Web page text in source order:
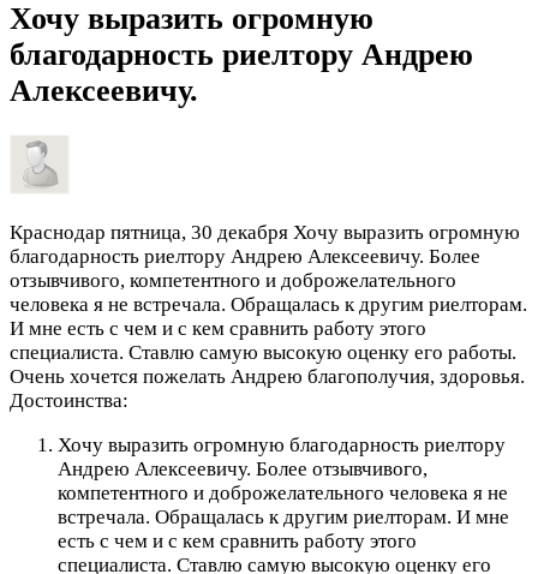
Хочу выразить огромную
благодарность риелтору Андрею
Алексеевичу.
Краснодар пятница, 30 декабря Хочу выразить огромную
благодарность риелтору Андрею Алексеевичу. Более
отзывчивого, компетентного и доброжелательного
человека я не встречала. Обращалась к другим риелторам.
И мне есть с чем и с кем сравнить работу этого
специалиста. Ставлю самую высокую оценку его работы.
Очень хочется пожелать Андрею благополучия, здоровья.
Достоинства:
Хочу выразить огромную благодарность риелтору
Андрею Алексеевичу. Более отзывчивого,
компетентного и доброжелательного человека я не
встречала. Обращалась к другим риелторам. И мне
есть с чем и с кем сравнить работу этого
специалиста. Ставлю самую высокую оценку его